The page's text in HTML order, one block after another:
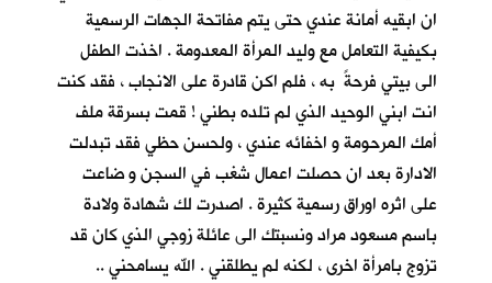
ان ابقيه أمانة عندي حتى يتم مفاتحة الجهات الرسمية
بكيفية التعامل مع وليد المرأة المعدومة . اخذت الطفل
الى بيتي فرحةً به ، فلم اكن قادرة على الانجاب ، فقد كنت
انت ابني الوحيد الذي لم تلده بطني ! قمت بسرقة ملف
أمك المرحومة و اخفائه عندي ، ولحسن حظي فقد تبدلت
الادارة بعد ان حصلت اعمال شغب في السجن و ضاعت
على اثره اوراق رسمية كثيرة . اصدرت لك شهادة ولادة
باسم مسعود مراد ونسبتك الى عائلة زوجي الذي كان قد
تزوج بامرأة اخرى ، لكنه لم يطلقني . الله يسامحني ..